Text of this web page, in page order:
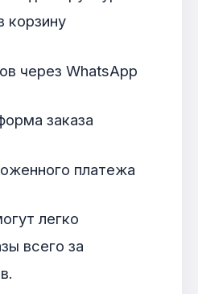
корзину
через WhatsApp
заказа
платежа
легко
всего за